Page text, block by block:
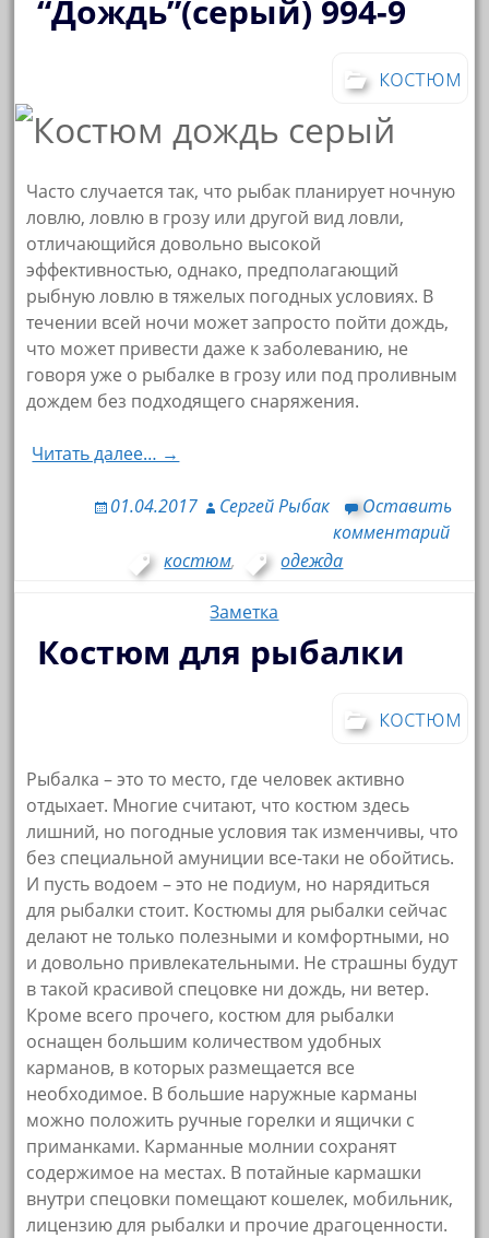
“Дождь”(серый) 994-9
костюм
Часто случается так, что рыбак планирует ночную
ловлю, ловлю в грозу или другой вид ловли,
отличающийся довольно высокой
эффективностью, однако, предполагающий
рыбную ловлю в тяжелых погодных условиях. В
течении всей ночи может запросто пойти дождь,
что может привести даже к заболеванию, не
говоря уже о рыбалке в грозу или под проливным
дождем без подходящего снаряжения.
Читать далее… →
01.04.2017 Сергей Рыбак
Оставить
комментарий
костюм, одежда
Заметка
Костюм для рыбалки
костюм
Рыбалка – это то место, где человек активно
отдыхает. Многие считают, что костюм здесь
лишний, но погодные условия так изменчивы, что
без специальной амуниции все-таки не обойтись.
И пусть водоем – это не подиум, но нарядиться
для рыбалки стоит. Костюмы для рыбалки сейчас
делают не только полезными и комфортными, но
и довольно привлекательными. Не страшны будут
в такой красивой спецовке ни дождь, ни ветер.
Кроме всего прочего, костюм для рыбалки
оснащен большим количеством удобных
карманов, в которых размещается все
необходимое. В большие наружные карманы
можно положить ручные горелки и ящички с
приманками. Карманные молнии сохранят
содержимое на местах. В потайные кармашки
внутри спецовки помещают кошелек, мобильник,
лицензию для рыбалки и прочие драгоценности.